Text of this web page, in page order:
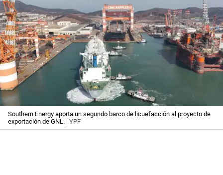
Southern Energy aporta un segundo barco de licuefacción al proyecto de
exportación de GNL. | YPF